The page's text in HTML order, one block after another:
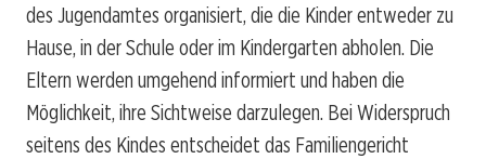
des Jugendamtes organisiert, die die Kinder entweder zu
Hause, in der Schule oder im Kindergarten abholen. Die
Eltern werden umgehend informiert und haben die
Möglichkeit, ihre Sichtweise darzulegen. Bei Widerspruch
seitens des Kindes entscheidet das Familiengericht